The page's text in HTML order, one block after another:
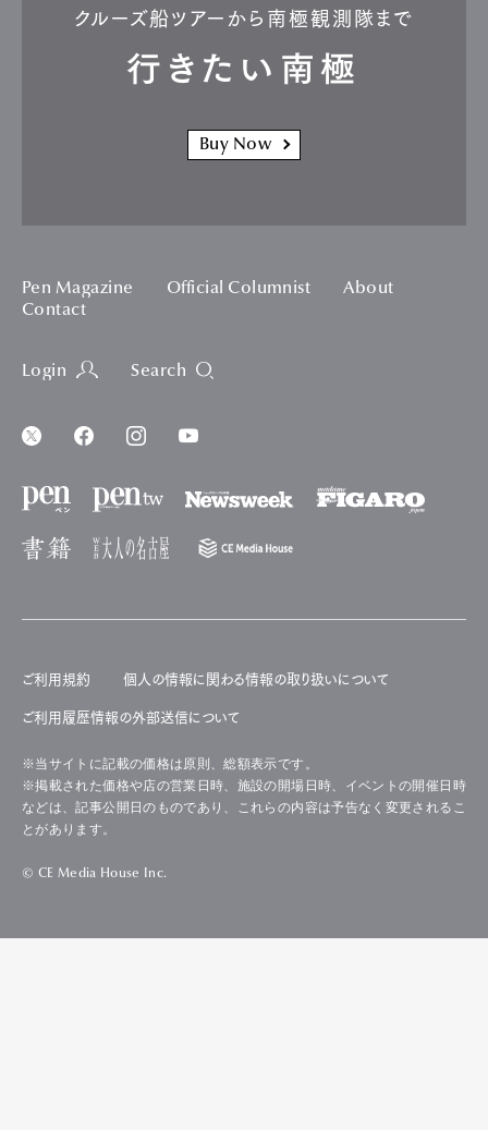
クルーズ船ツアーから南極観測隊まで
行きたい南極
Buy Now
Pen Magazine Official Columnist
About
Contact
Login Search
ご利用規約 個人の情報に関わる情報の取り扱いについて
ご利用履歴情報の外部送信について
※当サイトに記載の価格は原則、総額表示です。
※掲載された価格や店の営業日時、施設の開場日時、イベントの開催日時
などは、記事公開日のものであり、これらの内容は予告なく変更されるこ
とがあります。
© CE Media House Inc.